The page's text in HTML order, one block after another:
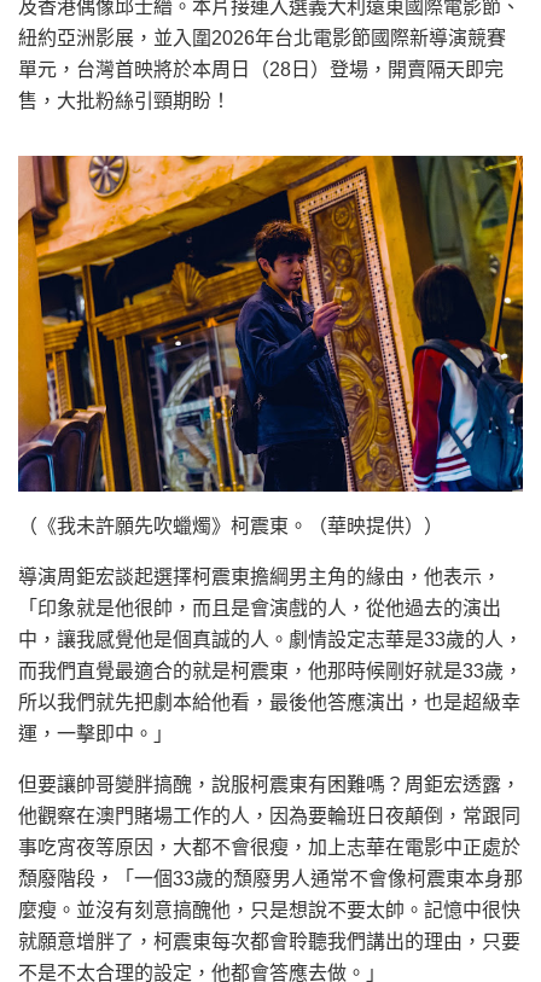
及香港偶像邱士縉。本片接連入選義大利遠東國際電影節、
紐約亞洲影展，並入圍2026年台北電影節國際新導演競賽
單元，台灣首映將於本周日（28日）登場，開賣隔天即完
售，大批粉絲引頸期盼！
（《我未許願先吹蠟燭》柯震東。（華映提供））
導演周鉅宏談起選擇柯震東擔綱男主角的緣由，他表示，
「印象就是他很帥，而且是會演戲的人，從他過去的演出
中，讓我感覺他是個真誠的人。劇情設定志華是33歲的人，
而我們直覺最適合的就是柯震東，他那時候剛好就是33歲，
所以我們就先把劇本給他看，最後他答應演出，也是超級幸
運，一擊即中。」
但要讓帥哥變胖搞醜，說服柯震東有困難嗎？周鉅宏透露，
他觀察在澳門賭場工作的人，因為要輪班日夜顛倒，常跟同
事吃宵夜等原因，大都不會很瘦，加上志華在電影中正處於
頹廢階段，「一個33歲的頹廢男人通常不會像柯震東本身那
麼瘦。並沒有刻意搞醜他，只是想說不要太帥。記憶中很快
就願意增胖了，柯震東每次都會聆聽我們講出的理由，只要
不是不太合理的設定，他都會答應去做。」